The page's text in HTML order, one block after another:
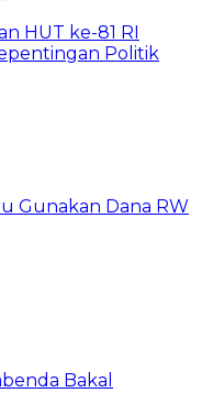
HUT ke-81 RI
Politik
Gunakan Dana RW
Bakal